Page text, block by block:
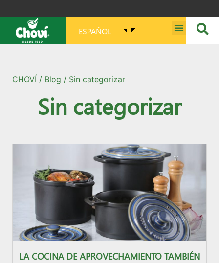
ESPAÑOL
CHOVÍ / Blog / Sin categorizar
Sin categorizar
LA COCINA DE APROVECHAMIENTO TAMBIÉN